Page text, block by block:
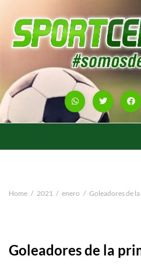
Home 2021 enero Goleadores de
Goleadores de la